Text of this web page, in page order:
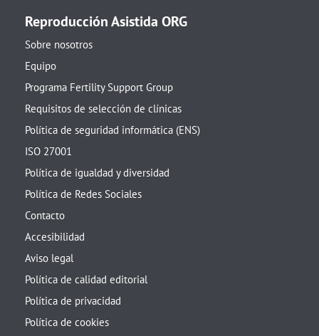
Reproducción Asistida ORG
Sobre nosotros
Equipo
Programa Fertility Support Group
Requisitos de selección de clínicas
Política de seguridad informática (ENS)
ISO 27001
Política de igualdad y diversidad
Política de Redes Sociales
Contacto
Accesibilidad
Aviso legal
Política de calidad editorial
Política de privacidad
Política de cookies